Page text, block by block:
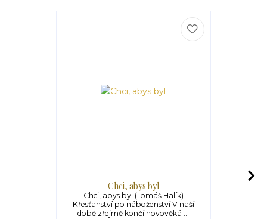
Chci, abys byl
Chci, abys byl (Tomáš Halík)
Křesťanství po náboženství V naší
době zřejmě končí novověká ...